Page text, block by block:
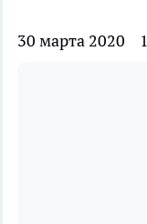
30 марта 2020